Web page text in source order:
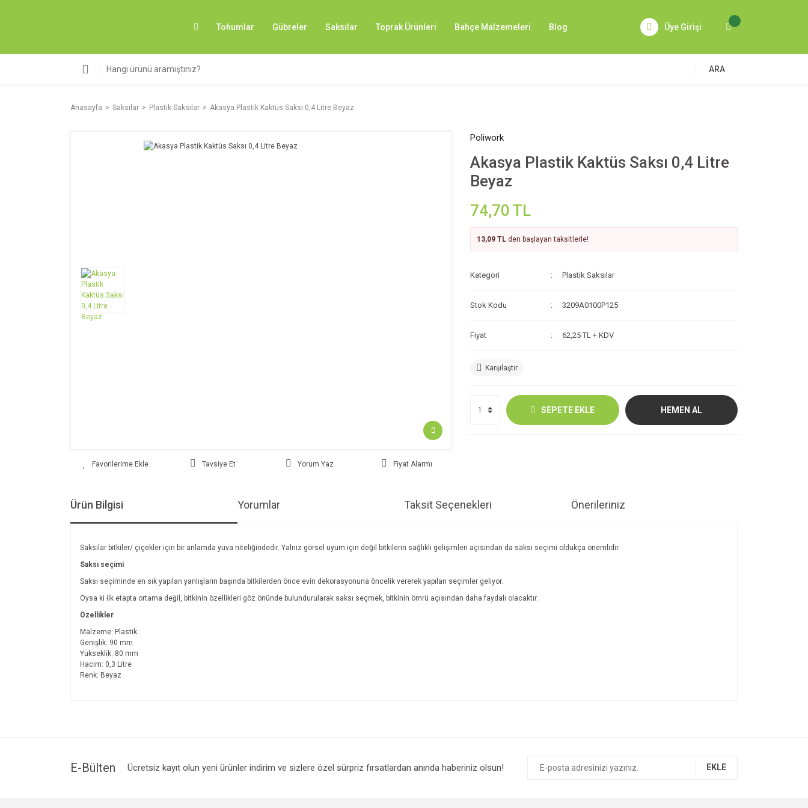
Tohumlar Gübreler Saksılar Toprak Ürünleri Bahçe Malzemeleri Blog Üye Girişi
ARA
Anasayfa Saksılar Plastik Saksılar Akasya Plastik Kaktüs Saksı 0,4 Litre Beyaz
Tavsiye Et Yorum Yaz Fiyat Alarmı
Poliwork
Akasya Plastik Kaktüs Saksı 0,4 Litre
Beyaz
74,70 TL
13,09 TL den başlayan taksitlerle!
Kategori Plastik Saksılar
Stok Kodu 3209A0100P125
Fiyat 62,25 TL + KDV
Karşılaştır
SEPETE EKLE HEMEN AL
Ürün Bilgisi Yorumlar Taksit Seçenekleri Önerileriniz
Saksılar bitkiler/ çiçekler için bir anlamda yuva niteliğindedir. Yalnız görsel uyum için değil bitkilerin sağlıklı gelişimleri açısından da saksı seçimi oldukça önemlidir.
Saksı seçimi
Saksı seçiminde en sık yapılan yanlışların başında bitkilerden önce evin dekorasyonuna öncelik vererek yapılan seçimler geliyor.
Oysa ki ilk etapta ortama değil, bitkinin özellikleri göz önünde bulundurularak saksı seçmek, bitkinin ömrü açısından daha faydalı olacaktır.
Özellikler
Malzeme: Plastik
Genişlik: 90 mm
Yükseklik: 80 mm
Hacim: 0,3 Litre
Renk: Beyaz
Ürün bilgilerinde hatalar bulunuyor.
E-Bülten Ücretsiz kayıt olun yeni ürünler indirim ve sizlere özel sürpriz fırsatlardan anında haberiniz olsun! EKLE